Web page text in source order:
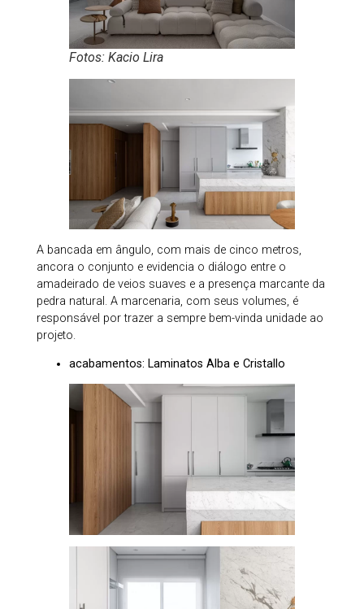
Fotos: Kacio Lira
A bancada em ângulo, com mais de cinco metros,
ancora o conjunto e evidencia o diálogo entre o
amadeirado de veios suaves e a presença marcante da
pedra natural. A marcenaria, com seus volumes, é
responsável por trazer a sempre bem-vinda unidade ao
projeto.
acabamentos: Laminatos Alba e Cristallo